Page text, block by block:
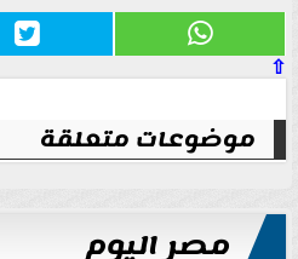
⇧
موضوعات متعلقة
مصر اليوم